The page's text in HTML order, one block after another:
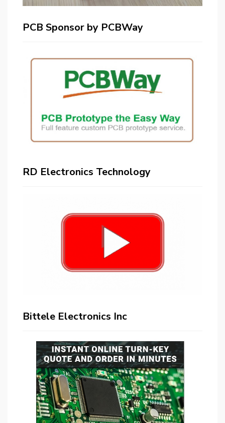
PCB Sponsor by PCBWay
RD Electronics Technology
Bittele Electronics Inc